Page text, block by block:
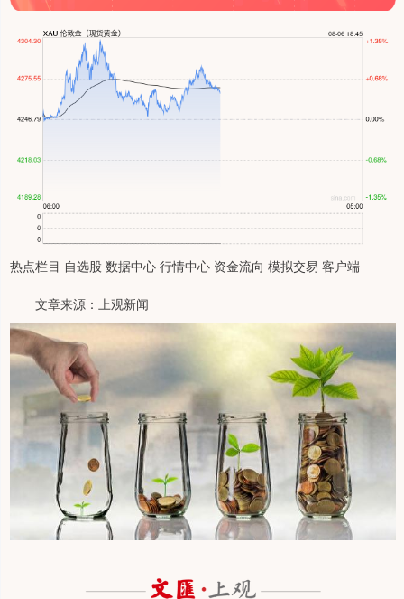
热点栏目 自选股 数据中心 行情中心 资金流向 模拟交易 客户端
文章来源：上观新闻